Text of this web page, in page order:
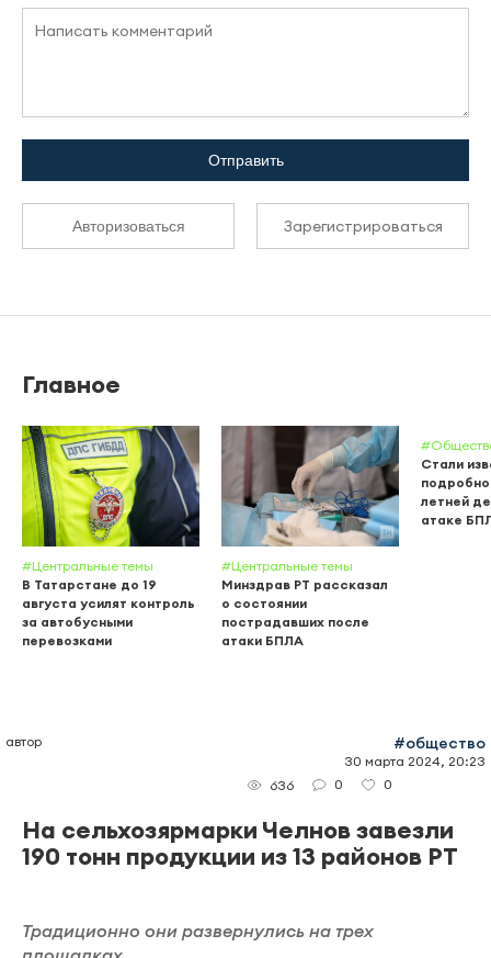
Отправить
Авторизоваться Зарегистрироваться
Главное
#Центральные темы
В Татарстане до 19
августа усилят контроль
за автобусными
перевозками
#Центральные темы
Минздрав РТ рассказал
о состоянии
пострадавших после
атаки БПЛА
Стали
летней
атаке
автор #общество
30 марта 2024, 20:23
636
0 0
На сельхозярмарки Челнов завезли
190 тонн продукции из 13 районов РТ
Традиционно они развернулись на трех